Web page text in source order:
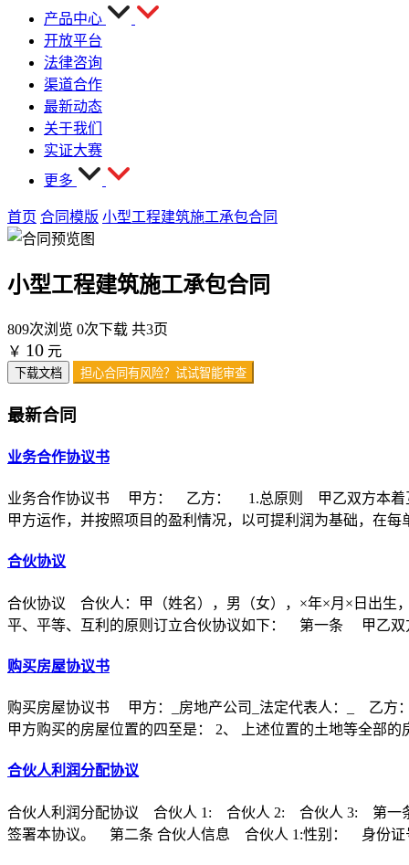
产品中心
开放平台
法律咨询
渠道合作
最新动态
关于我们
实证大赛
更多
首页 合同模版 小型工程建筑施工承包合同
小型工程建筑施工承包合同
809次浏览 0次下载 共3页
￥ 10 元
下载文档 担心合同有风险？试试智能审查
最新合同
业务合作协议书
业务合作协议书 甲方： 乙方： 1.总原则 甲乙双方本着互
甲方运作，并按照项目的盈利情况，以可提利润为基础，在每
合伙协议
合伙协议 合伙人：甲（姓名），男（女），×年×月×日出
平、平等、互利的原则订立合伙协议如下： 第一条 甲乙双
购买房屋协议书
购买房屋协议书 甲方：_房地产公司_法定代表人：_ 乙方
甲方购买的房屋位置的四至是： 2、 上述位置的土地等全部的
合伙人利润分配协议
合伙人利润分配协议 合伙人 1: 合伙人 2: 合伙人 3: 第一条
签署本协议。 第二条 合伙人信息 合伙人 1:性别： 身份